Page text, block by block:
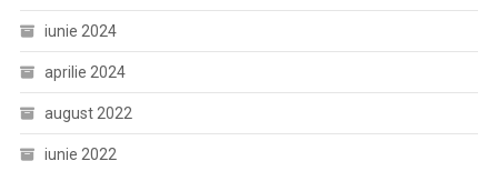
iunie 2024
aprilie 2024
august 2022
iunie 2022